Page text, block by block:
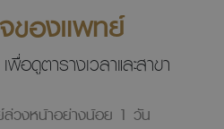
ของแพทย์
อดูตารางเวลาและสาขา
วงหน้าอย่างน้อย 1 วัน